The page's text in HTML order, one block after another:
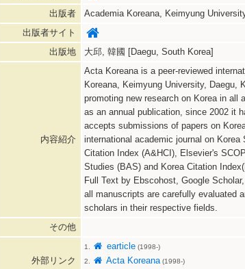
出版者
Academia Koreana, Keimyung
出版者サイト
出版地
大邱, 韓國 [Daegu, South Korea]
内容紹介
Acta Koreana is a peer-reviewed
Koreana, Keimyung University, Daegu,
promoting new research on Korea in all
as an annual publication, since 2002 it
accepts submissions of papers on
international academic journal on
Citation Index (A&HCI), Elsevier's
Studies (BAS) and Korea Citation
Full Text by Ebscohost, Google
all manuscripts are carefully evaluated
scholars in their respective fields.
その他
外部リンク
1. earticle(1998-)
2.
Acta Koreana(1998-)